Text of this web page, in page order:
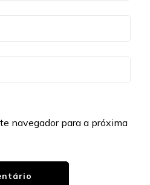
navegador para a próxima